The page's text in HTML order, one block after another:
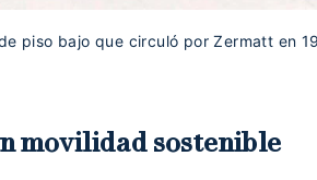
piso bajo que circuló por Zermatt en
movilidad sostenible